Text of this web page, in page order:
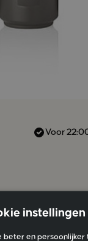
Voor
instellingen
beter en